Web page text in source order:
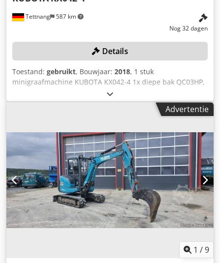
Tettnang 587 km
Nog 32 dagen
Details
Toestand: gebruikt, Bouwjaar: 2018, 1 stuk
minigraafmachine KUBOTA KX042-4 1x diepe bak QC03HP,
breedte 132 cm, 3 diepe bakken 36, 23, 75 Dcsdpezqaz
Hefx Afrek alle technische gegevens over het veilingobject
vindt u onder "Documenten" als PDF, te downloaden!
bezichtiging Bouwjaar: 2018 Machinenummer: 30275
Voertuig-ID: JKUK0424T01H50275 Gewicht in kg (ongeveer):
4200 Staat: gebruikt
Advertentie
1 /9